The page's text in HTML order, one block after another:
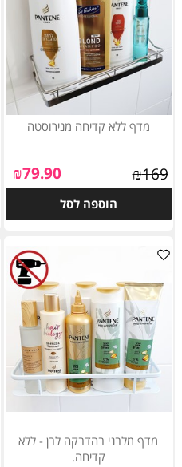
מדף ללא קדיחה מנירוסטה
₪169
₪79.90
הוספה לסל
מדף מלבני בהדבקה לבן - ללא
קדיחה.